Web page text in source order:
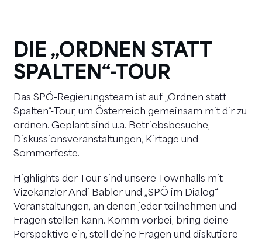
DIE „ORDNEN STATT
SPALTEN“-TOUR
Das SPÖ-Regierungsteam ist auf „Ordnen statt
Spalten“-Tour, um Österreich gemeinsam mit dir zu
ordnen. Geplant sind u.a. Betriebsbesuche,
Diskussionsveranstaltungen, Kirtage und
Sommerfeste.
Highlights der Tour sind unsere Townhalls mit
Vizekanzler Andi Babler und „SPÖ im Dialog“-
Veranstaltungen, an denen jeder teilnehmen und
Fragen stellen kann. Komm vorbei, bring deine
Perspektive ein, stell deine Fragen und diskutiere